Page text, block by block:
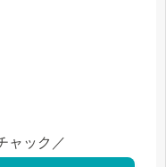
ャック／